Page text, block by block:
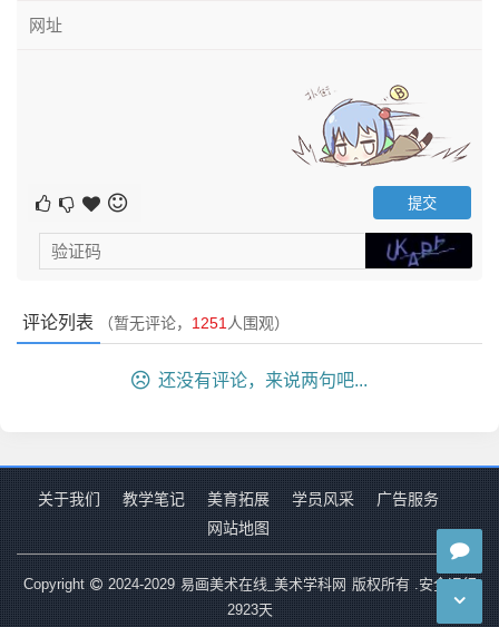
评论列表 （暂无评论， 1251 人围观）
还没有评论，来说两句吧...
关于我们 教学笔记 美育拓展 学员风采
广告服务
网站地图
Copyright 2024-2029 易画美术在线_美术学科网 版权所有 .安全运行
2923天